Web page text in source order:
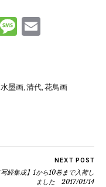
Message
水墨画, 清代, 花鳥画
NEXT POST
写経集成】1から10巻まで入荷し
ました 2017/01/14